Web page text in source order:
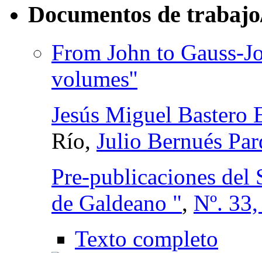
Documentos de
From John to Gauss-
volumes''
Jesús Miguel Bastero
Río, Julio Bernués
Pre-publicaciones del
de Galdeano ", Nº.
Texto completo